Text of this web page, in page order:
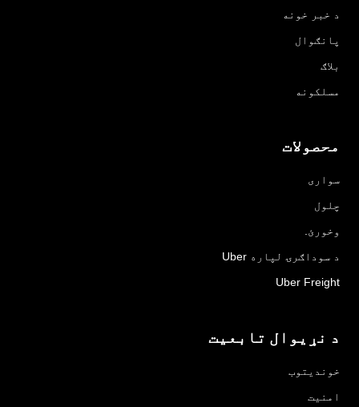
د خبر خونه
پانګوال
بلاګ
مسلکونه
محصولات
سواری
چلول
وخورئ.
د سوداګرۍ لپاره Uber
Uber Freight
د نړیوال تابعیت
خوندیتوب
امنیت